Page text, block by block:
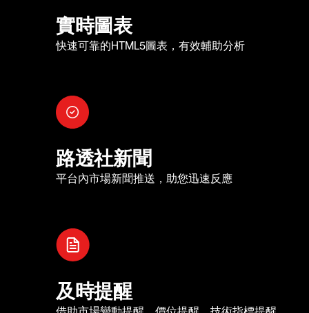
實時圖表
快速可靠的HTML5圖表，有效輔助分析
路透社新聞
平台內市場新聞推送，助您迅速反應
及時提醒